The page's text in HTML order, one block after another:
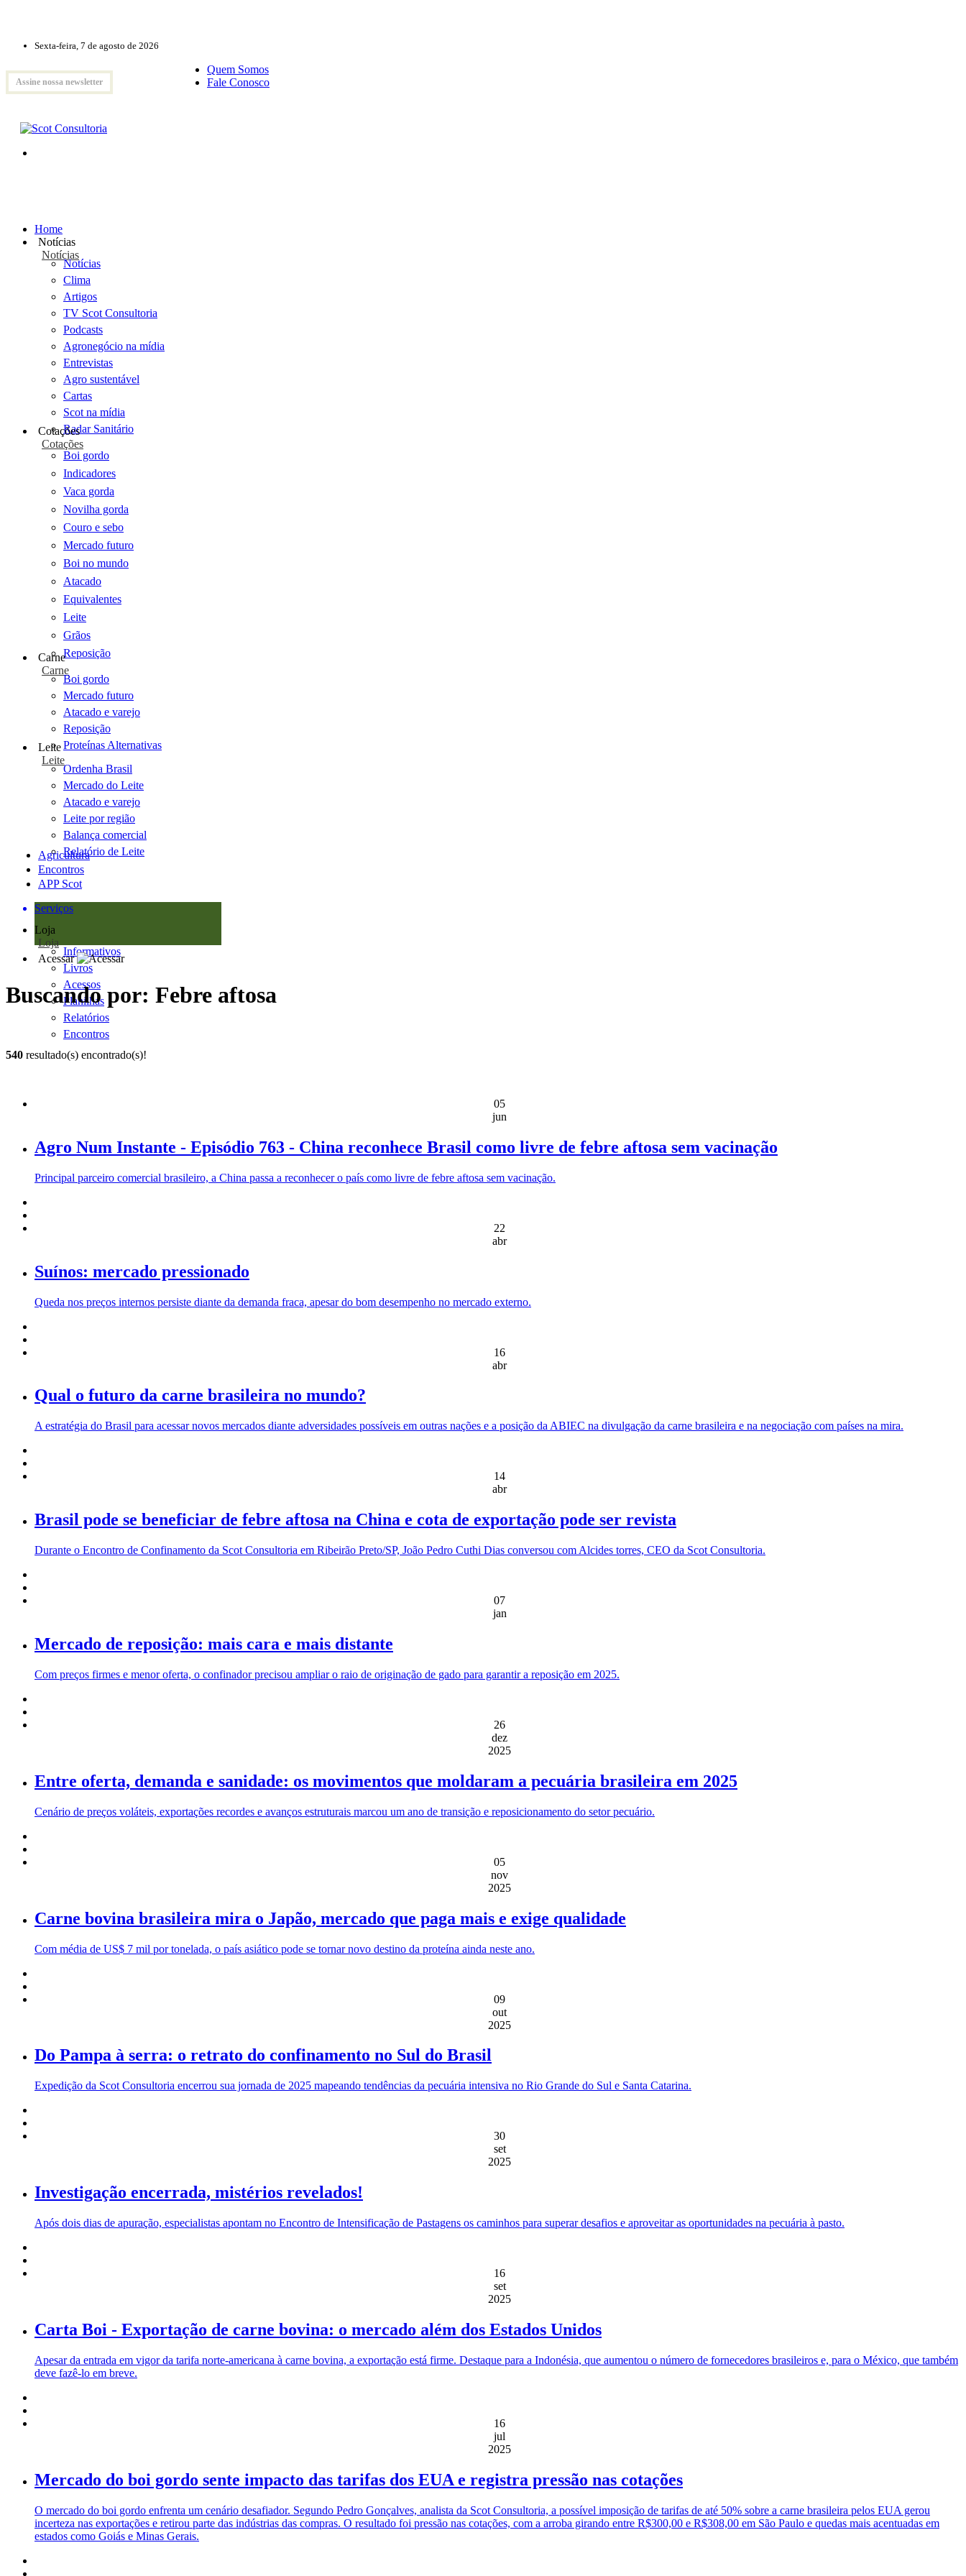
Sexta-feira, 7 de agosto de 2026
Assine nossa newsletter
Quem Somos
Fale Conosco
Home
Notícias
Notícias
Notícias
Clima
Artigos
TV Scot Consultoria
Podcasts
Agronegócio na mídia
Entrevistas
Agro sustentável
Cartas
Scot na mídia
Radar Sanitário
Cotações
Cotações
Boi gordo
Indicadores
Vaca gorda
Novilha gorda
Couro e sebo
Mercado futuro
Boi no mundo
Atacado
Equivalentes
Leite
Grãos
Reposição
Carne
Carne
Boi gordo
Mercado futuro
Atacado e varejo
Reposição
Proteínas Alternativas
Leite
Leite
Ordenha Brasil
Mercado do Leite
Atacado e varejo
Leite por região
Balança comercial
Relatório de Leite
Agricultura
Encontros
APP Scot
Serviços
Loja
Loja
Informativos
Livros
Acessos
Planilhas
Relatórios
Encontros
Acessar
Buscando por: Febre aftosa
540 resultado(s) encontrado(s)!
05
jun
Agro Num Instante - Episódio 763 - China reconhece Brasil como livre de febre aftosa sem vacinação
Principal parceiro comercial brasileiro, a China passa a reconhecer o país como livre de febre aftosa sem vacinação.
22
abr
Suínos: mercado pressionado
Queda nos preços internos persiste diante da demanda fraca, apesar do bom desempenho no mercado externo.
16
abr
Qual o futuro da carne brasileira no mundo?
A estratégia do Brasil para acessar novos mercados diante adversidades possíveis em outras nações e a posição da ABIEC na divulgação da carne brasileira e na negociação com países na mira.
14
abr
Brasil pode se beneficiar de febre aftosa na China e cota de exportação pode ser revista
Durante o Encontro de Confinamento da Scot Consultoria em Ribeirão Preto/SP, João Pedro Cuthi Dias conversou com Alcides torres, CEO da Scot Consultoria.
07
jan
Mercado de reposição: mais cara e mais distante
Com preços firmes e menor oferta, o confinador precisou ampliar o raio de originação de gado para garantir a reposição em 2025.
26
dez
2025
Entre oferta, demanda e sanidade: os movimentos que moldaram a pecuária brasileira em 2025
Cenário de preços voláteis, exportações recordes e avanços estruturais marcou um ano de transição e reposicionamento do setor pecuário.
05
nov
2025
Carne bovina brasileira mira o Japão, mercado que paga mais e exige qualidade
Com média de US$ 7 mil por tonelada, o país asiático pode se tornar novo destino da proteína ainda neste ano.
09
out
2025
Do Pampa à serra: o retrato do confinamento no Sul do Brasil
Expedição da Scot Consultoria encerrou sua jornada de 2025 mapeando tendências da pecuária intensiva no Rio Grande do Sul e Santa Catarina.
30
set
2025
Investigação encerrada, mistérios revelados!
Após dois dias de apuração, especialistas apontam no Encontro de Intensificação de Pastagens os caminhos para superar desafios e aproveitar as oportunidades na pecuária à pasto.
16
set
2025
Carta Boi - Exportação de carne bovina: o mercado além dos Estados Unidos
Apesar da entrada em vigor da tarifa norte-americana à carne bovina, a exportação está firme. Destaque para a Indonésia, que aumentou o número de fornecedores brasileiros e, para o México, que também
deve fazê-lo em breve.
16
jul
2025
Mercado do boi gordo sente impacto das tarifas dos EUA e registra pressão nas cotações
O mercado do boi gordo enfrenta um cenário desafiador. Segundo Pedro Gonçalves, analista da Scot Consultoria, a possível imposição de tarifas de até 50% sobre a carne brasileira pelos EUA gerou
incerteza nas exportações e retirou parte das indústrias das compras. O resultado foi pressão nas cotações, com a arroba girando entre R$300,00 e R$308,00 em São Paulo e quedas mais acentuadas em
estados como Goiás e Minas Gerais.